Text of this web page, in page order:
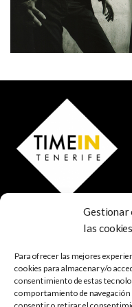
Gestionar
las cookies
Para ofrecer las mejores
cookies para almacenar y/o
consentimiento de estas
comportamiento de navegación
© 2023 TIME IN
38001
INDISPENSABLEARTE